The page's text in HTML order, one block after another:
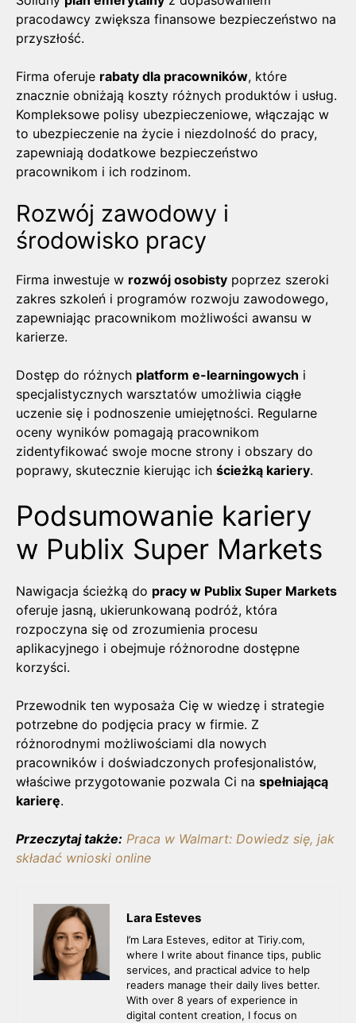
pracodawcy zwiększa finansowe bezpieczeństwo na
przyszłość.
Firma oferuje rabaty dla pracowników, które
znacznie obniżają koszty różnych produktów i usług.
Kompleksowe polisy ubezpieczeniowe, włączając w
to ubezpieczenie na życie i niezdolność do pracy,
zapewniają dodatkowe bezpieczeństwo
pracownikom i ich rodzinom.
Rozwój zawodowy i
środowisko pracy
Firma inwestuje w rozwój osobisty poprzez szeroki
zakres szkoleń i programów rozwoju zawodowego,
zapewniając pracownikom możliwości awansu w
karierze.
Dostęp do różnych platform e-learningowych i
specjalistycznych warsztatów umożliwia ciągłe
uczenie się i podnoszenie umiejętności. Regularne
oceny wyników pomagają pracownikom
zidentyfikować swoje mocne strony i obszary do
poprawy, skutecznie kierując ich ścieżką kariery.
Podsumowanie kariery
w Publix Super Markets
Nawigacja ścieżką do pracy w Publix Super Markets
oferuje jasną, ukierunkowaną podróż, która
rozpoczyna się od zrozumienia procesu
aplikacyjnego i obejmuje różnorodne dostępne
korzyści.
Przewodnik ten wyposaża Cię w wiedzę i strategie
potrzebne do podjęcia pracy w firmie. Z
różnorodnymi możliwościami dla nowych
pracowników i doświadczonych profesjonalistów,
właściwe przygotowanie pozwala Ci na spełniającą
karierę.
Przeczytaj także: Praca w Walmart: Dowiedz się, jak
składać wnioski online
Lara Esteves
I’m Lara Esteves, editor at Tiriy.com,
where I write about finance tips, public
services, and practical advice to help
readers manage their daily lives better.
With over 8 years of experience in
digital content creation, I focus on